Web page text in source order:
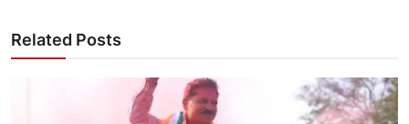
Related Posts